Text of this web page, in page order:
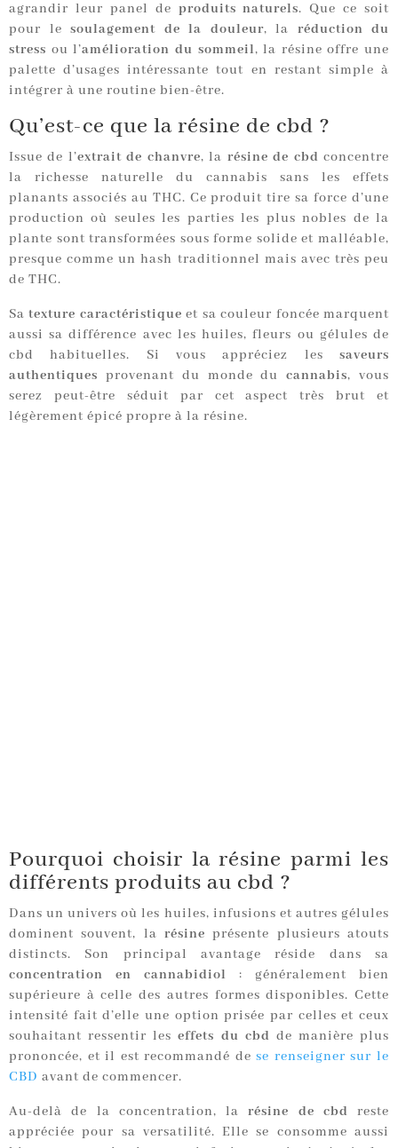
agrandir leur panel de produits naturels. Que ce soit
pour le soulagement de la douleur, la réduction du
stress ou l’amélioration du sommeil, la résine offre une
palette d’usages intéressante tout en restant simple à
intégrer à une routine bien-être.
Qu’est-ce que la résine de cbd ?
Issue de l’extrait de chanvre, la résine de cbd concentre
la richesse naturelle du cannabis sans les effets
planants associés au THC. Ce produit tire sa force d’une
production où seules les parties les plus nobles de la
plante sont transformées sous forme solide et malléable,
presque comme un hash traditionnel mais avec très peu
de THC.
Satexture caractéristique et sa couleur foncée marquent
aussi sa différence avec les huiles, fleurs ou gélules de
cbd habituelles. Si vous appréciez les saveurs
authentiques provenant du monde ducannabis, vous
serez peut-être séduit par cet aspect très brut et
légèrement épicé propre à la résine.
Pourquoi choisir la résine parmi les
différents produits au cbd ?
Dans un univers où les huiles, infusions et autres gélules
dominent souvent, la résine présente plusieurs atouts
distincts. Son principal avantage réside dans sa
concentration en cannabidiol
: généralement bien
supérieure à celle des autres formes disponibles. Cette
intensité fait d’elle une option prisée par celles et ceux
souhaitant ressentir leseffets du cbd de manière plus
prononcée, et il est recommandé dese renseigner sur le
CBD avant de commencer.
Au-delà de la concentration, larésine de cbd reste
appréciée pour sa versatilité. Elle se consomme aussi